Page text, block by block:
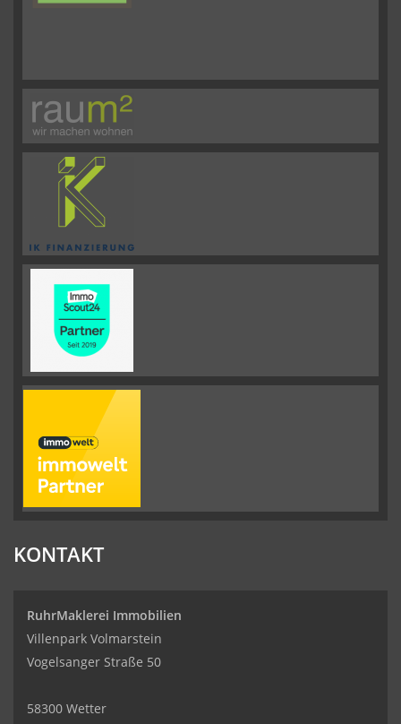
KONTAKT
RuhrMaklerei Immobilien
Villenpark Volmarstein
Vogelsanger Straße 50
58300 Wetter